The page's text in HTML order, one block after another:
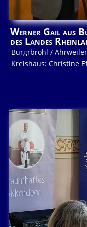
Werner Gail aus
des Landes
Burgrbrohl /
Kreishaus: Christine